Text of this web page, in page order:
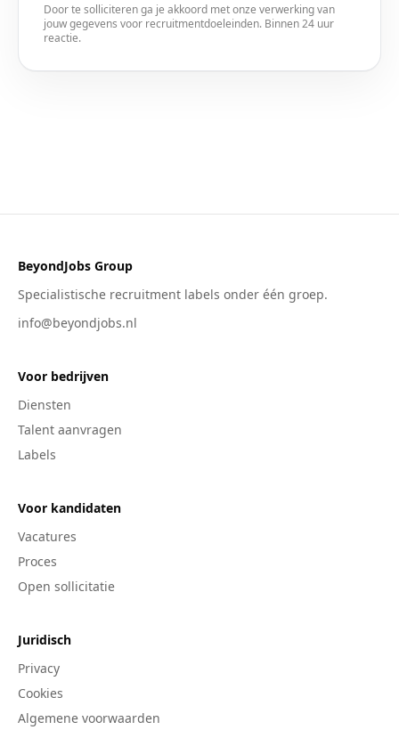
Door te solliciteren ga je akkoord met onze verwerking van
jouw gegevens voor recruitmentdoeleinden. Binnen 24 uur
reactie.
BeyondJobs Group
Specialistische recruitment labels onder één groep.
info@beyondjobs.nl
Voor bedrijven
Diensten
Talent aanvragen
Labels
Voor kandidaten
Vacatures
Proces
Open sollicitatie
Juridisch
Privacy
Cookies
Algemene voorwaarden